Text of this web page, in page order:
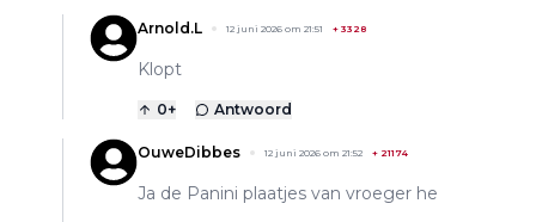
Arnold.L 12 juni 2026 om 21:51 + 3328
Klopt
0+ Antwoord
OuweDibbes 12 juni 2026 om 21:52 + 21174
Ja de Panini plaatjes van vroeger he